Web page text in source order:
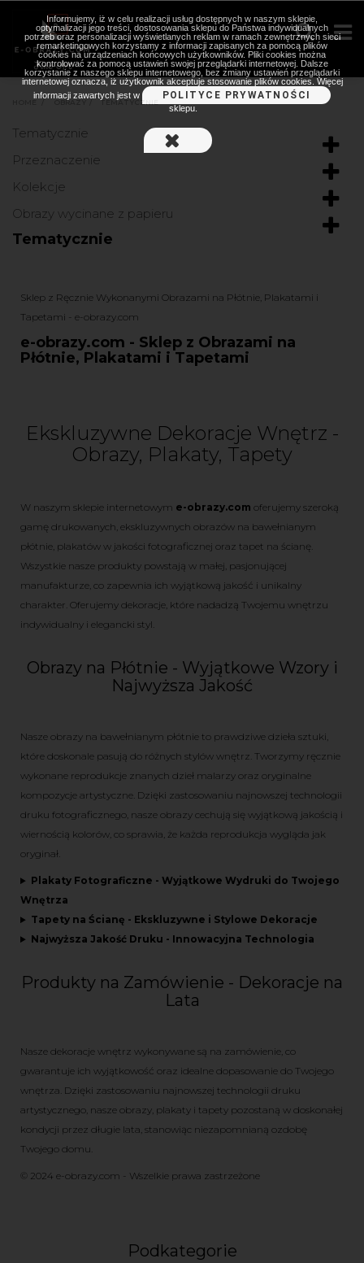
OBRAZY TEMATYCZNIE
Tematycznie
Przeznaczenie
Kolekcje
Obrazy wycinane z papieru
Tematycznie
Sklep z Ręcznie Wykonanymi Obrazami na Płótnie, Plakatami i
Tapetami - e-obrazy.com
e-obrazy.com - Sklep z Obrazami na
Płótnie, Plakatami i Tapetami
Ekskluzywne Dekoracje Wnętrz -
Obrazy, Plakaty, Tapety
W naszym sklepie internetowym e-obrazy.com oferujemy szeroką
gamę drukowanych, ekskluzywnych obrazów na bawełnianym
płótnie, plakatów w jakości fotograficznej oraz tapet na ścianę.
Wszystkie nasze produkty powstają w małej, pasjonującej
manufakturze, co zapewnia ich wyjątkową jakość i unikalny
charakter. Oferujemy dekoracje, które nadadzą Twojemu wnętrzu
indywidualny i elegancki styl.
Obrazy na Płótnie - Wyjątkowe Wzory i
Najwyższa Jakość
Nasze obrazy na bawełnianym płótnie to prawdziwe dzieła sztuki,
które doskonale pasują do różnych stylów wnętrz. Tworzymy ręcznie
wykonane reprodukcje znanych dzieł malarzy oraz oryginalne
kompozycje artystyczne. Dzięki zastosowaniu najnowszej technologii
druku fotograficznego, nasze obrazy cechują się wyjątkową jakością i
wiernością kolorów, co sprawia, że każda reprodukcja wygląda jak
oryginał.
Plakaty Fotograficzne - Wyjątkowe Wydruki do Twojego
Wnętrza
Tapety na Ścianę - Ekskluzywne i Stylowe Dekoracje
Najwyższa Jakość Druku - Innowacyjna Technologia
Produkty na Zamówienie - Dekoracje na
Lata
Nasze dekoracje wnętrz wykonywane są na zamówienie, co
gwarantuje ich wyjątkowość oraz idealne dopasowanie do Twojego
wnętrza. Dzięki zastosowaniu najnowszej technologii druku
artystycznego, nasze obrazy, plakaty i tapety pozostaną w doskonałej
kondycji przez długie lata, stanowiąc niezapomnianą ozdobę
Twojego domu.
© 2024 e-obrazy.com - Wszelkie prawa zastrzeżone
Podkategorie
Informujemy, iż w celu realizacji usług dostępnych w naszym sklepie,
optymalizacji jego treści, dostosowania sklepu do Państwa indywidualnych
potrzeb oraz personalizacji wyświetlanych reklam w ramach zewnętrznych sieci
remarketingowych korzystamy z informacji zapisanych za pomocą plików
cookies na urządzeniach końcowych użytkowników. Pliki cookies można
kontrolować za pomocą ustawień swojej przeglądarki internetowej. Dalsze
korzystanie z naszego sklepu internetowego, bez zmiany ustawień przeglądarki
internetowej oznacza, iż użytkownik akceptuje stosowanie plików cookies. Więcej
informacji zawartych jest w
POLITYCE PRYWATNOŚCI
sklepu.